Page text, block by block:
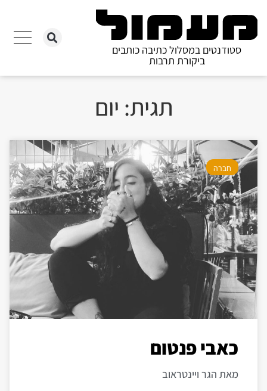
סטודנטים במסלול כתיבה כותבים
ביקורת תרבות
תגית: יום
חברה
כאבי פנטום
מאת הגר ויינטראוב